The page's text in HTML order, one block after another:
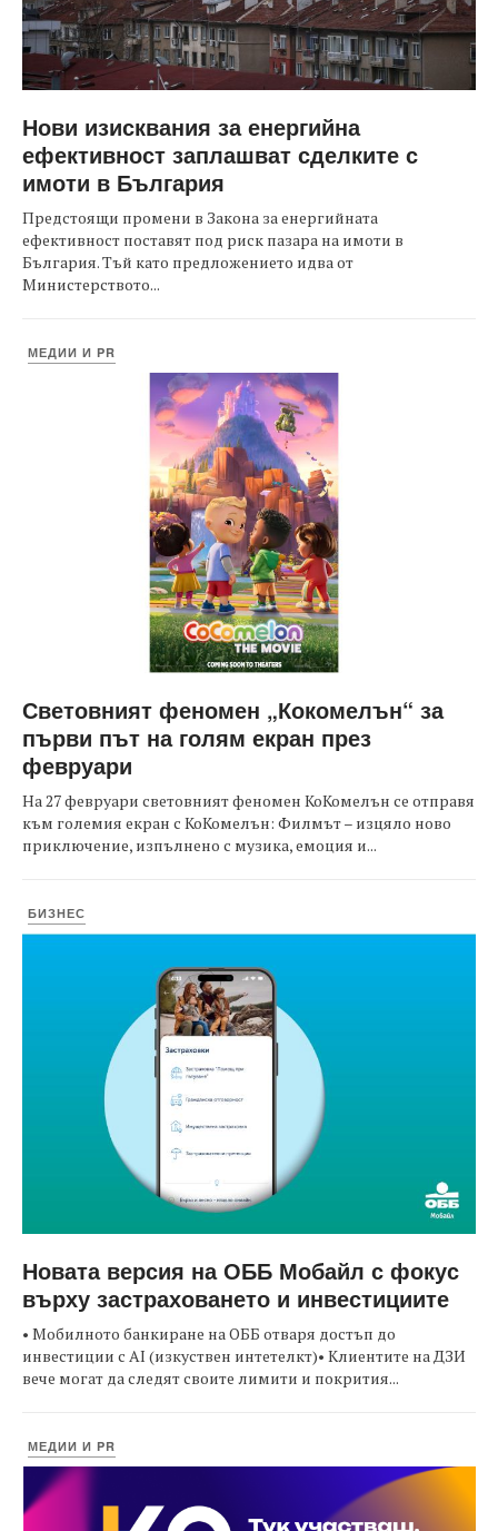
Нови изисквания за енергийна
ефективност заплашват сделките с
имоти в България
Предстоящи промени в Закона за енергийната
ефективност поставят под риск пазара на имоти в
България. Тъй като предложението идва от
Министерството...
МЕДИИ И PR
Световният феномен „Кокомелън“ за
първи път на голям екран през
февруари
На 27 февруари световният феномен КоКомелън се отправя
към големия екран с КоКомелън: Филмът – изцяло ново
приключение, изпълнено с музика, емоция и...
БИЗНЕС
Новата версия на ОББ Мобайл с фокус
върху застраховането и инвестициите
• Мобилното банкиране на ОББ отваря достъп до
инвестиции с AI (изкуствен интетелкт)• Клиентите на ДЗИ
вече могат да следят своите лимити и покрития...
МЕДИИ И PR